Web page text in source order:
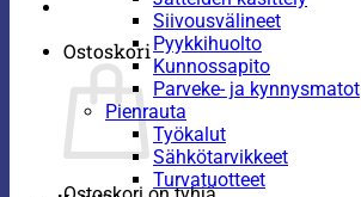
Ostoskori
Siivousvälineet
Pyykkihuolto
Kunnossapito
Parveke- ja kynnysmatot
Pienrauta
Työkalut
Sähkötarvikkeet
Turvatuotteet